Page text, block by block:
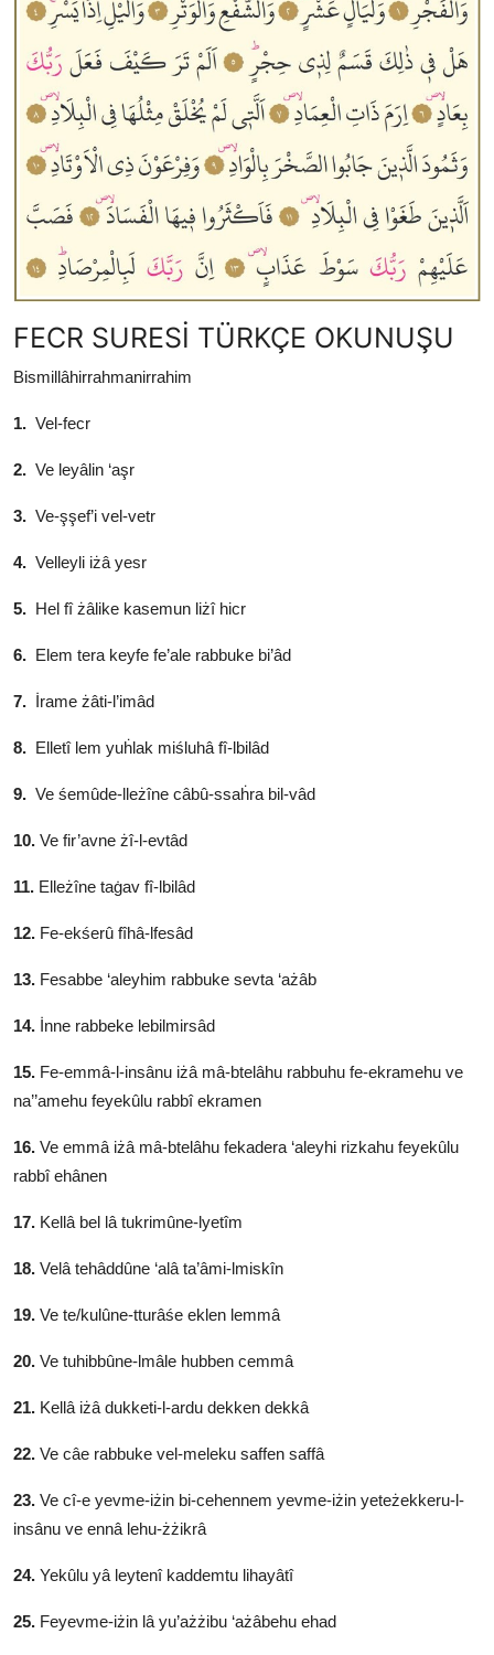
FECR SURESİ TÜRKÇE OKUNUŞU
Bismillâhirrahmanirrahim
1. Vel-fecr
2. Ve leyâlin ‘aşr
3. Ve-şşef’i vel-vetr
4. Velleyli iżâ yesr
5. Hel fî żâlike kasemun liżî hicr
6. Elem tera keyfe fe’ale rabbuke bi’âd
7. İrame żâti-l’imâd
8. Elletî lem yuḣlak miśluhâ fî-lbilâd
9. Ve śemûde-lleżîne câbû-ssaḣra bil-vâd
10. Ve fir’avne żî-l-evtâd
11. Elleżîne taġav fî-lbilâd
12. Fe-ekśerû fîhâ-lfesâd
13. Fesabbe ‘aleyhim rabbuke sevta ‘ażâb
14. İnne rabbeke lebilmirsâd
15. Fe-emmâ-l-insânu iżâ mâ-btelâhu rabbuhu fe-ekramehu ve
na’’amehu feyekûlu rabbî ekramen
16. Ve emmâ iżâ mâ-btelâhu fekadera ‘aleyhi rizkahu feyekûlu
rabbî ehânen
17. Kellâ bel lâ tukrimûne-lyetîm
18. Velâ tehâddûne ‘alâ ta’âmi-lmiskîn
19. Ve te/kulûne-tturâśe eklen lemmâ
20. Ve tuhibbûne-lmâle hubben cemmâ
21. Kellâ iżâ dukketi-l-ardu dekken dekkâ
22. Ve câe rabbuke vel-meleku saffen saffâ
23. Ve cî-e yevme-iżin bi-cehennem yevme-iżin yeteżekkeru-l-
insânu ve ennâ lehu-żżikrâ
24. Yekûlu yâ leytenî kaddemtu lihayâtî
25. Feyevme-iżin lâ yu’ażżibu ‘ażâbehu ehad